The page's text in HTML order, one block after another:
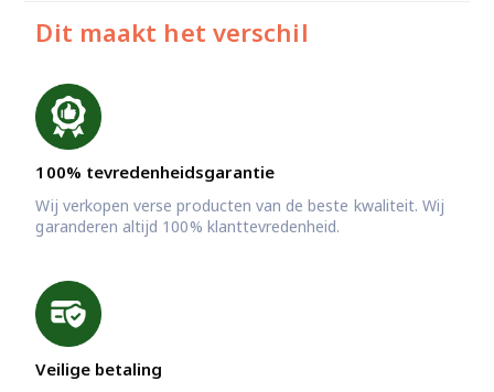
Dit maakt het verschil
100% tevredenheidsgarantie
Wij verkopen verse producten van de beste kwaliteit. Wij
garanderen altijd 100% klanttevredenheid.
Veilige betaling